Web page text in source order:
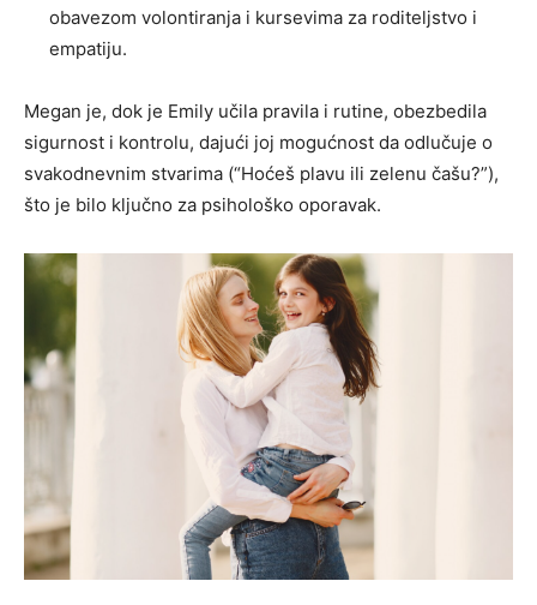
obavezom volontiranja i kursevima za roditeljstvo i
empatiju.
Megan je, dok je Emily učila pravila i rutine, obezbedila
sigurnost i kontrolu, dajući joj mogućnost da odlučuje o
svakodnevnim stvarima (“Hoćeš plavu ili zelenu čašu?”),
što je bilo ključno za psihološko oporavak.